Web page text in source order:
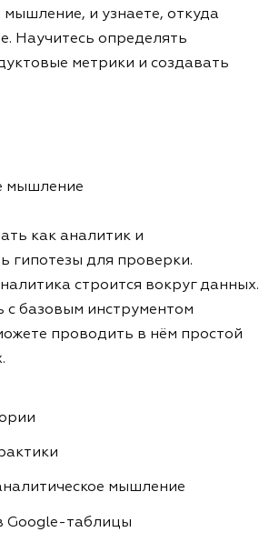
мышление, и узнаете, откуда
Научитесь определять
метрики и создавать
мышление
как аналитик и
гипотезы для проверки.
строится вокруг данных.
с базовым инструментом
проводить в нём простой
мышление
Google-таблицы